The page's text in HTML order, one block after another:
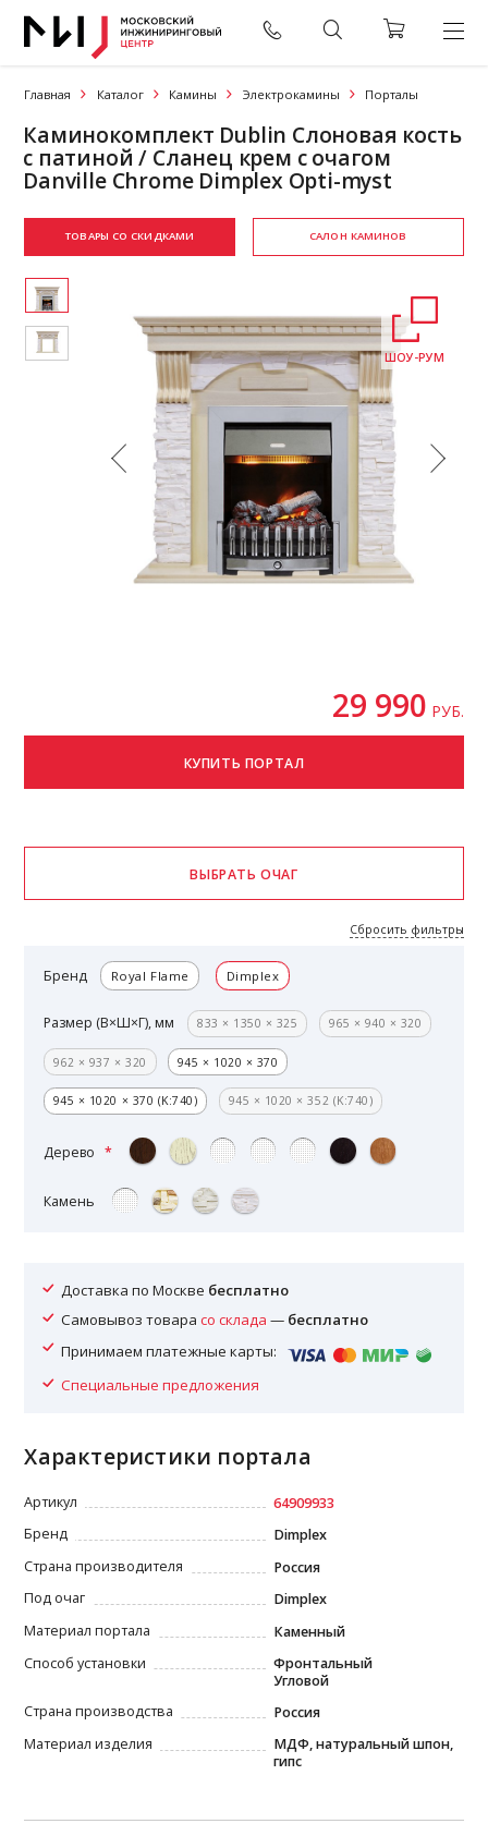
Главная Каталог Камины Электрокамины Порталы
Каминокомплект Dublin Слоновая кость
с патиной / Сланец крем с очагом
Danville Chrome Dimplex Opti-myst
ТОВАРЫ СО СКИДКАМИ САЛОН КАМИНОВ
ШОУ-РУМ
29 990 РУБ.
Бренд Royal Flame Dimplex
Размер (В×Ш×Г), мм 833 × 1350 × 325 965 × 940 × 320
962 × 937 × 320 945 × 1020 × 370
945 × 1020 × 370 (K:740) 945 × 1020 × 352 (K:740)
Дерево
Камень
Сбросить фильтры
Доставка по Москве бесплатно
Самовывоз товарасо склада — бесплатно
Принимаем платежные карты:
Специальные предложения
Характеристики портала
Артикул
64909933
Бренд
Dimplex
Страна производителя
Россия
Под очаг
Dimplex
Материал портала
Каменный
Способ установки
Фронтальный
Угловой
Страна производства
Россия
Материал изделия
МДФ, натуральный шпон,
гипс